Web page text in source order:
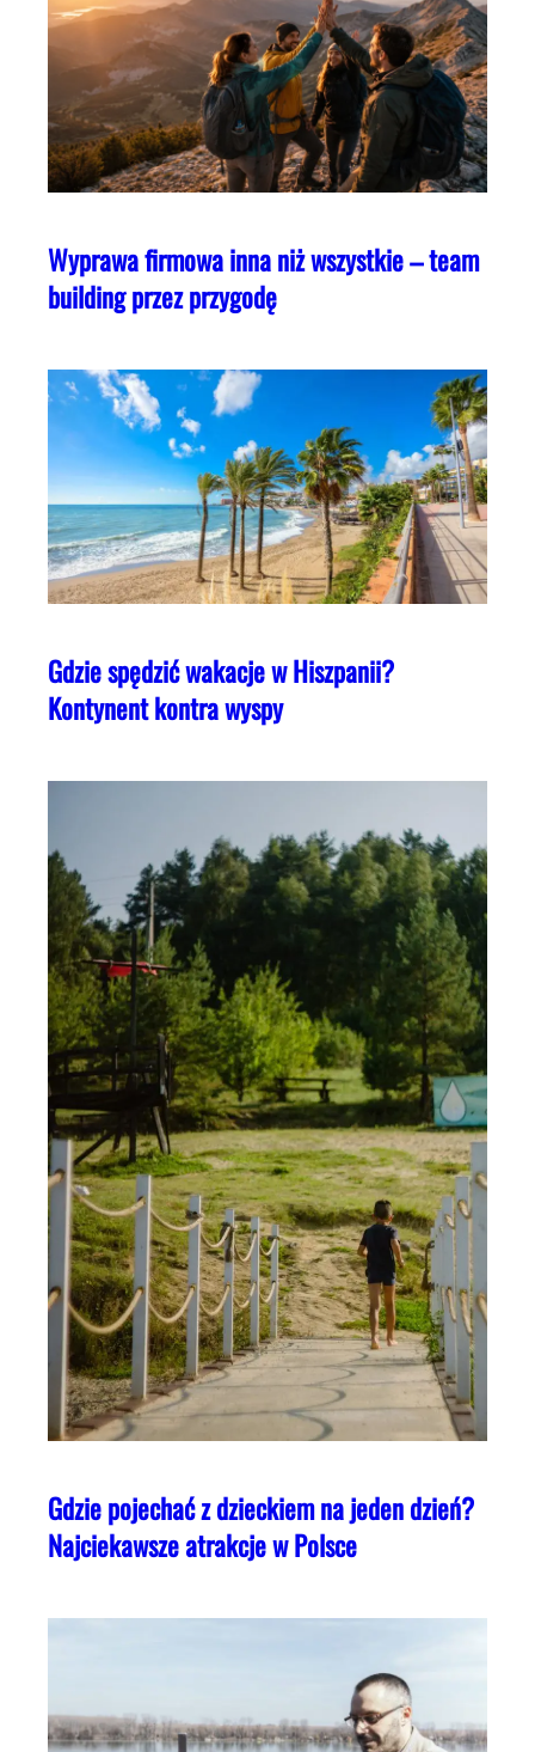
Wyprawa firmowa inna niż wszystkie – team
building przez przygodę
Gdzie spędzić wakacje w Hiszpanii?
Kontynent kontra wyspy
Gdzie pojechać z dzieckiem na jeden dzień?
Najciekawsze atrakcje w Polsce